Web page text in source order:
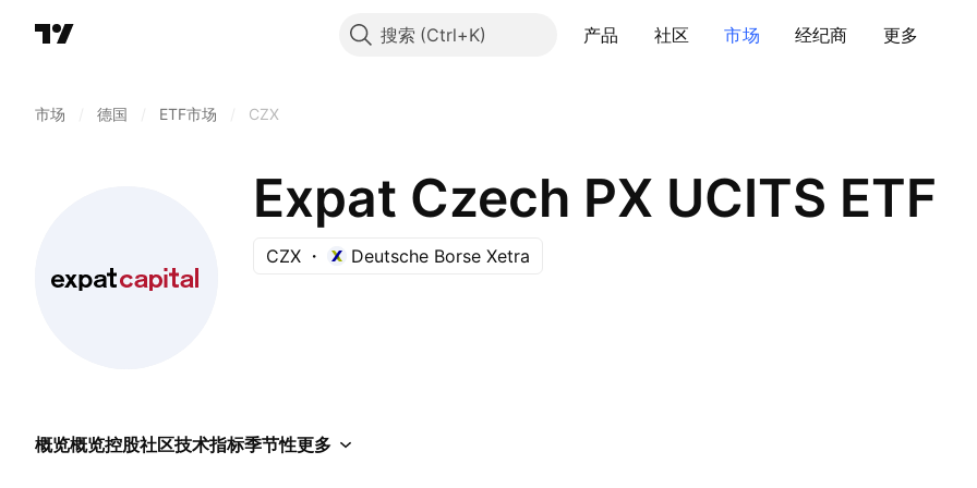
搜索 产品 社区 市场 经纪商 更多
市场 德国 ETF市场 CZX
Expat Czech PX UCITS ETF
CZX Deutsche Borse Xetra
概览概览控股社区技术指标季节性更多